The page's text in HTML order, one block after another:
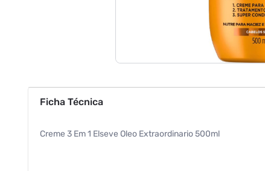
Ficha Técnica
Creme 3 Em 1 Elseve Oleo Extraordinario 500ml